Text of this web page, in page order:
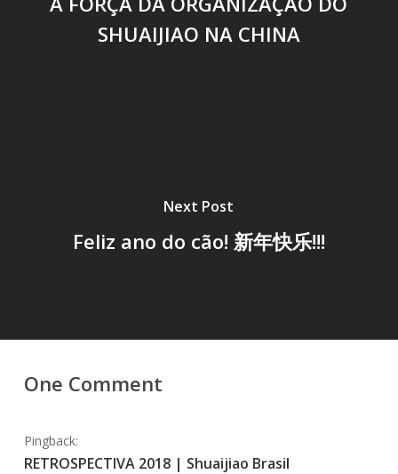
SHUAIJIAO NA CHINA
Next Post
Feliz ano do cão! 新年快乐!!!
One Comment
Pingback:
RETROSPECTIVA 2018 | Shuaijiao Brasil